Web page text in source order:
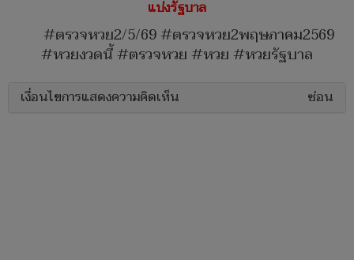
แบ่งรัฐบาล
#ตรวจหวย2/5/69 ​#ตรวจหวย2พฤษภาคม2569
#หวยงวดนี้ #ตรวจหวย #หวย #หวยรัฐบาล
เงื่อนไขการแสดงความคิดเห็น ซ่อน